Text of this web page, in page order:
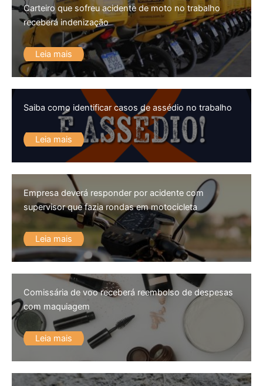
Carteiro que sofreu acidente de moto no trabalho
receberá indenização
Leia mais
Saiba como identificar casos de assédio no trabalho
Leia mais
Empresa deverá responder por acidente com
supervisor que fazia rondas em motocicleta
Leia mais
Comissária de voo receberá reembolso de despesas
com maquiagem
Leia mais